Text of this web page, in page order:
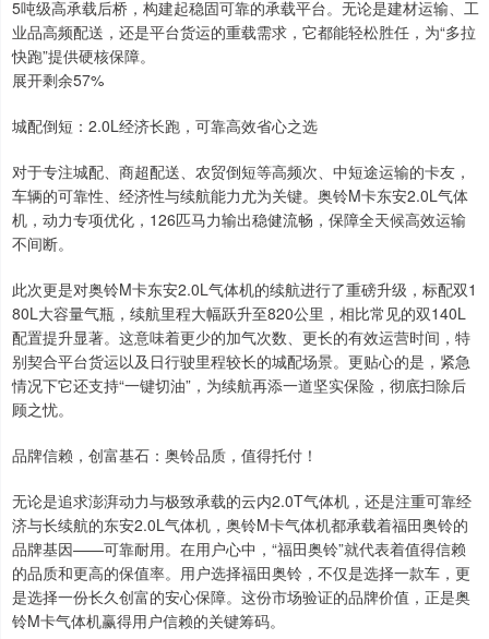
5吨级高承载后桥，构建起稳固可靠的承载平台。无论是建材运输、工
业品高频配送，还是平台货运的重载需求，它都能轻松胜任，为“多拉
快跑”提供硬核保障。
展开剩余57%
城配倒短：2.0L经济长跑，可靠高效省心之选
对于专注城配、商超配送、农贸倒短等高频次、中短途运输的卡友，
车辆的可靠性、经济性与续航能力尤为关键。奥铃M卡东安2.0L气体
机，动力专项优化，126匹马力输出稳健流畅，保障全天候高效运输
不间断。
此次更是对奥铃M卡东安2.0L气体机的续航进行了重磅升级，标配双1
80L大容量气瓶，续航里程大幅跃升至820公里，相比常见的双140L
配置提升显著。这意味着更少的加气次数、更长的有效运营时间，特
别契合平台货运以及日行驶里程较长的城配场景。更贴心的是，紧急
情况下它还支持“一键切油”，为续航再添一道坚实保险，彻底扫除后
顾之忧。
品牌信赖，创富基石：奥铃品质，值得托付！
无论是追求澎湃动力与极致承载的云内2.0T气体机，还是注重可靠经
济与长续航的东安2.0L气体机，奥铃M卡气体机都承载着福田奥铃的
品牌基因——可靠耐用。在用户心中，“福田奥铃”就代表着值得信赖
的品质和更高的保值率。用户选择福田奥铃，不仅是选择一款车，更
是选择一份长久创富的安心保障。这份市场验证的品牌价值，正是奥
铃M卡气体机赢得用户信赖的关键筹码。